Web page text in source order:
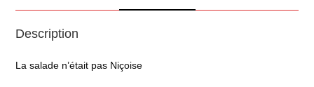
Description
La salade n’était pas Niçoise